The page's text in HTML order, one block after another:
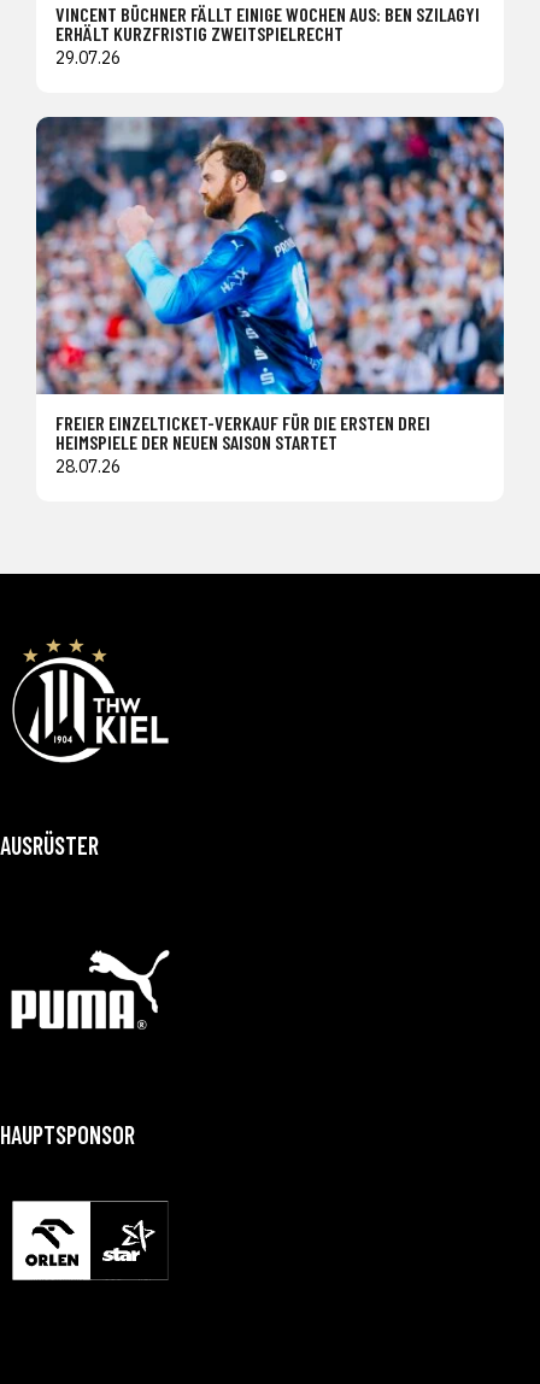
VINCENT BÜCHNER FÄLLT EINIGE WOCHEN AUS: BEN SZILAGYI
ERHÄLT KURZFRISTIG ZWEITSPIELRECHT
29.07.26
FREIER EINZELTICKET-VERKAUF FÜR DIE ERSTEN DREI
HEIMSPIELE DER NEUEN SAISON STARTET
28.07.26
AUSRÜSTER
HAUPTSPONSOR